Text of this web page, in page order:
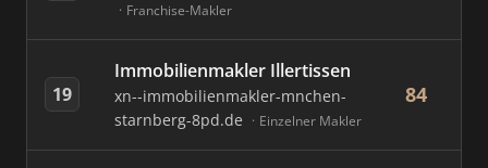
Franchise-Makler
19
Immobilienmakler Illertissen
xn--immobilienmakler-mnchen-
starnberg-8pd.de
Einzelner Makler
84